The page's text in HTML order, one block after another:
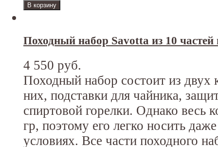
Походный набор Savotta из 10 частей
4 550 руб.
Походный набор состоит из двух
них, подставки для чайника,
спиртовой горелки. Однако весь
гр, поэтому его легко носить
условиях. Все части походного